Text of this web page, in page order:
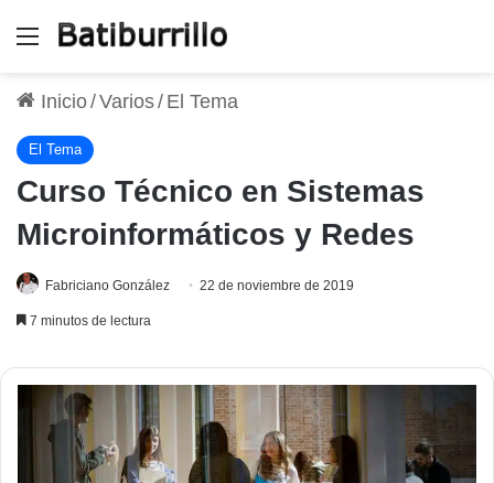
Menú
Inicio/Varios/ El Tema
El Tema
Curso Técnico en Sistemas
Microinformáticos y Redes
Fabriciano González 22 de noviembre de 2019
7 minutos de lectura